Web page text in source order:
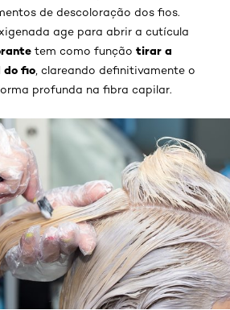
de descoloração dos fios.
age para abrir a cutícula
tem como função tirar a
do fio , clareando definitivamente o
profunda na fibra capilar.